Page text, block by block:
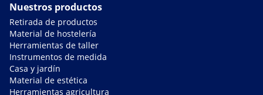
Nuestros productos
Retirada de productos
Material de hostelería
Herramientas de taller
Instrumentos de medida
Casa y jardín
Material de estética
Herramientas agricultura